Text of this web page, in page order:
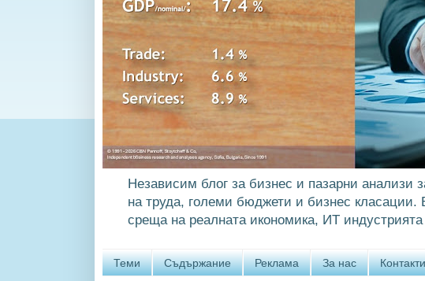
Независим блог за бизнес и пазарни
на труда, големи бюджети и бизнес класации.
среща на реалната икономика, ИТ
Теми Съдържание Реклама За нас Контакти